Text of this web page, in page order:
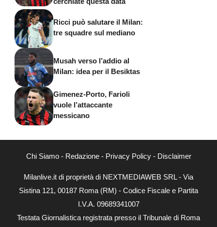
Ricci può salutare il Milan:
tre squadre sul mediano
Musah verso l’addio al
Milan: idea per il Besiktas
Gimenez-Porto, Farioli
vuole l’attaccante
messicano
Chi Siamo- Redazione- Privacy Policy- Disclaimer
Milanlive.it di proprietà di NEXTMEDIAWEB SRL - Via
Sistina 121, 00187 Roma (RM) - Codice Fiscale e Partita
I.V.A. 09689341007
Testata Giornalistica registrata presso il Tribunale di Roma